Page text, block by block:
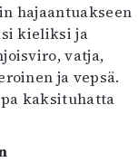
hajaantuakseen
kieliksi ja
vatja,
ja vepsä.
kaksituhatta